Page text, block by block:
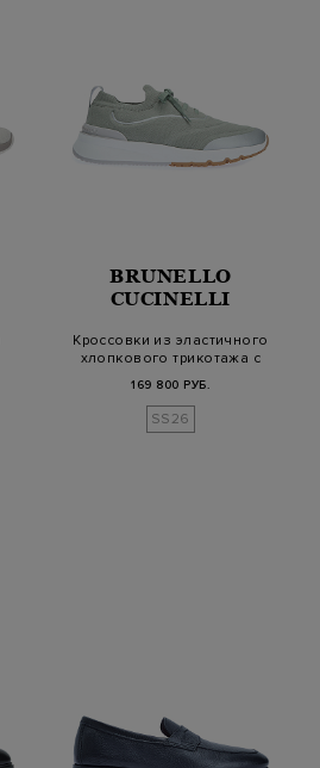
BRUNELLO
CUCINELLI
Кроссовки из эластичного
хлопкового трикотажа с
169 800 РУБ.
SS26